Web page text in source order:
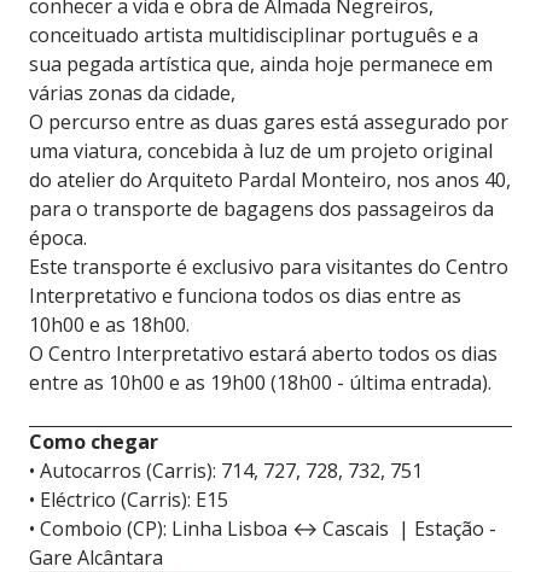
conhecer a vida e obra de Almada Negreiros,
conceituado artista multidisciplinar português e a
sua pegada artística que, ainda hoje permanece em
várias zonas da cidade,
O percurso entre as duas gares está assegurado por
uma viatura, concebida à luz de um projeto original
do atelier do Arquiteto Pardal Monteiro, nos anos 40,
para o transporte de bagagens dos passageiros da
época.
Este transporte é exclusivo para visitantes do Centro
Interpretativo e funciona todos os dias entre as
10h00 e as 18h00.
O Centro Interpretativo estará aberto todos os dias
entre as 10h00 e as 19h00 (18h00 - última entrada).
Como chegar
• Autocarros (Carris): 714, 727, 728, 732, 751
• Eléctrico (Carris): E15
• Comboio (CP): Linha Lisboa ↔ Cascais | Estação -
Gare Alcântara